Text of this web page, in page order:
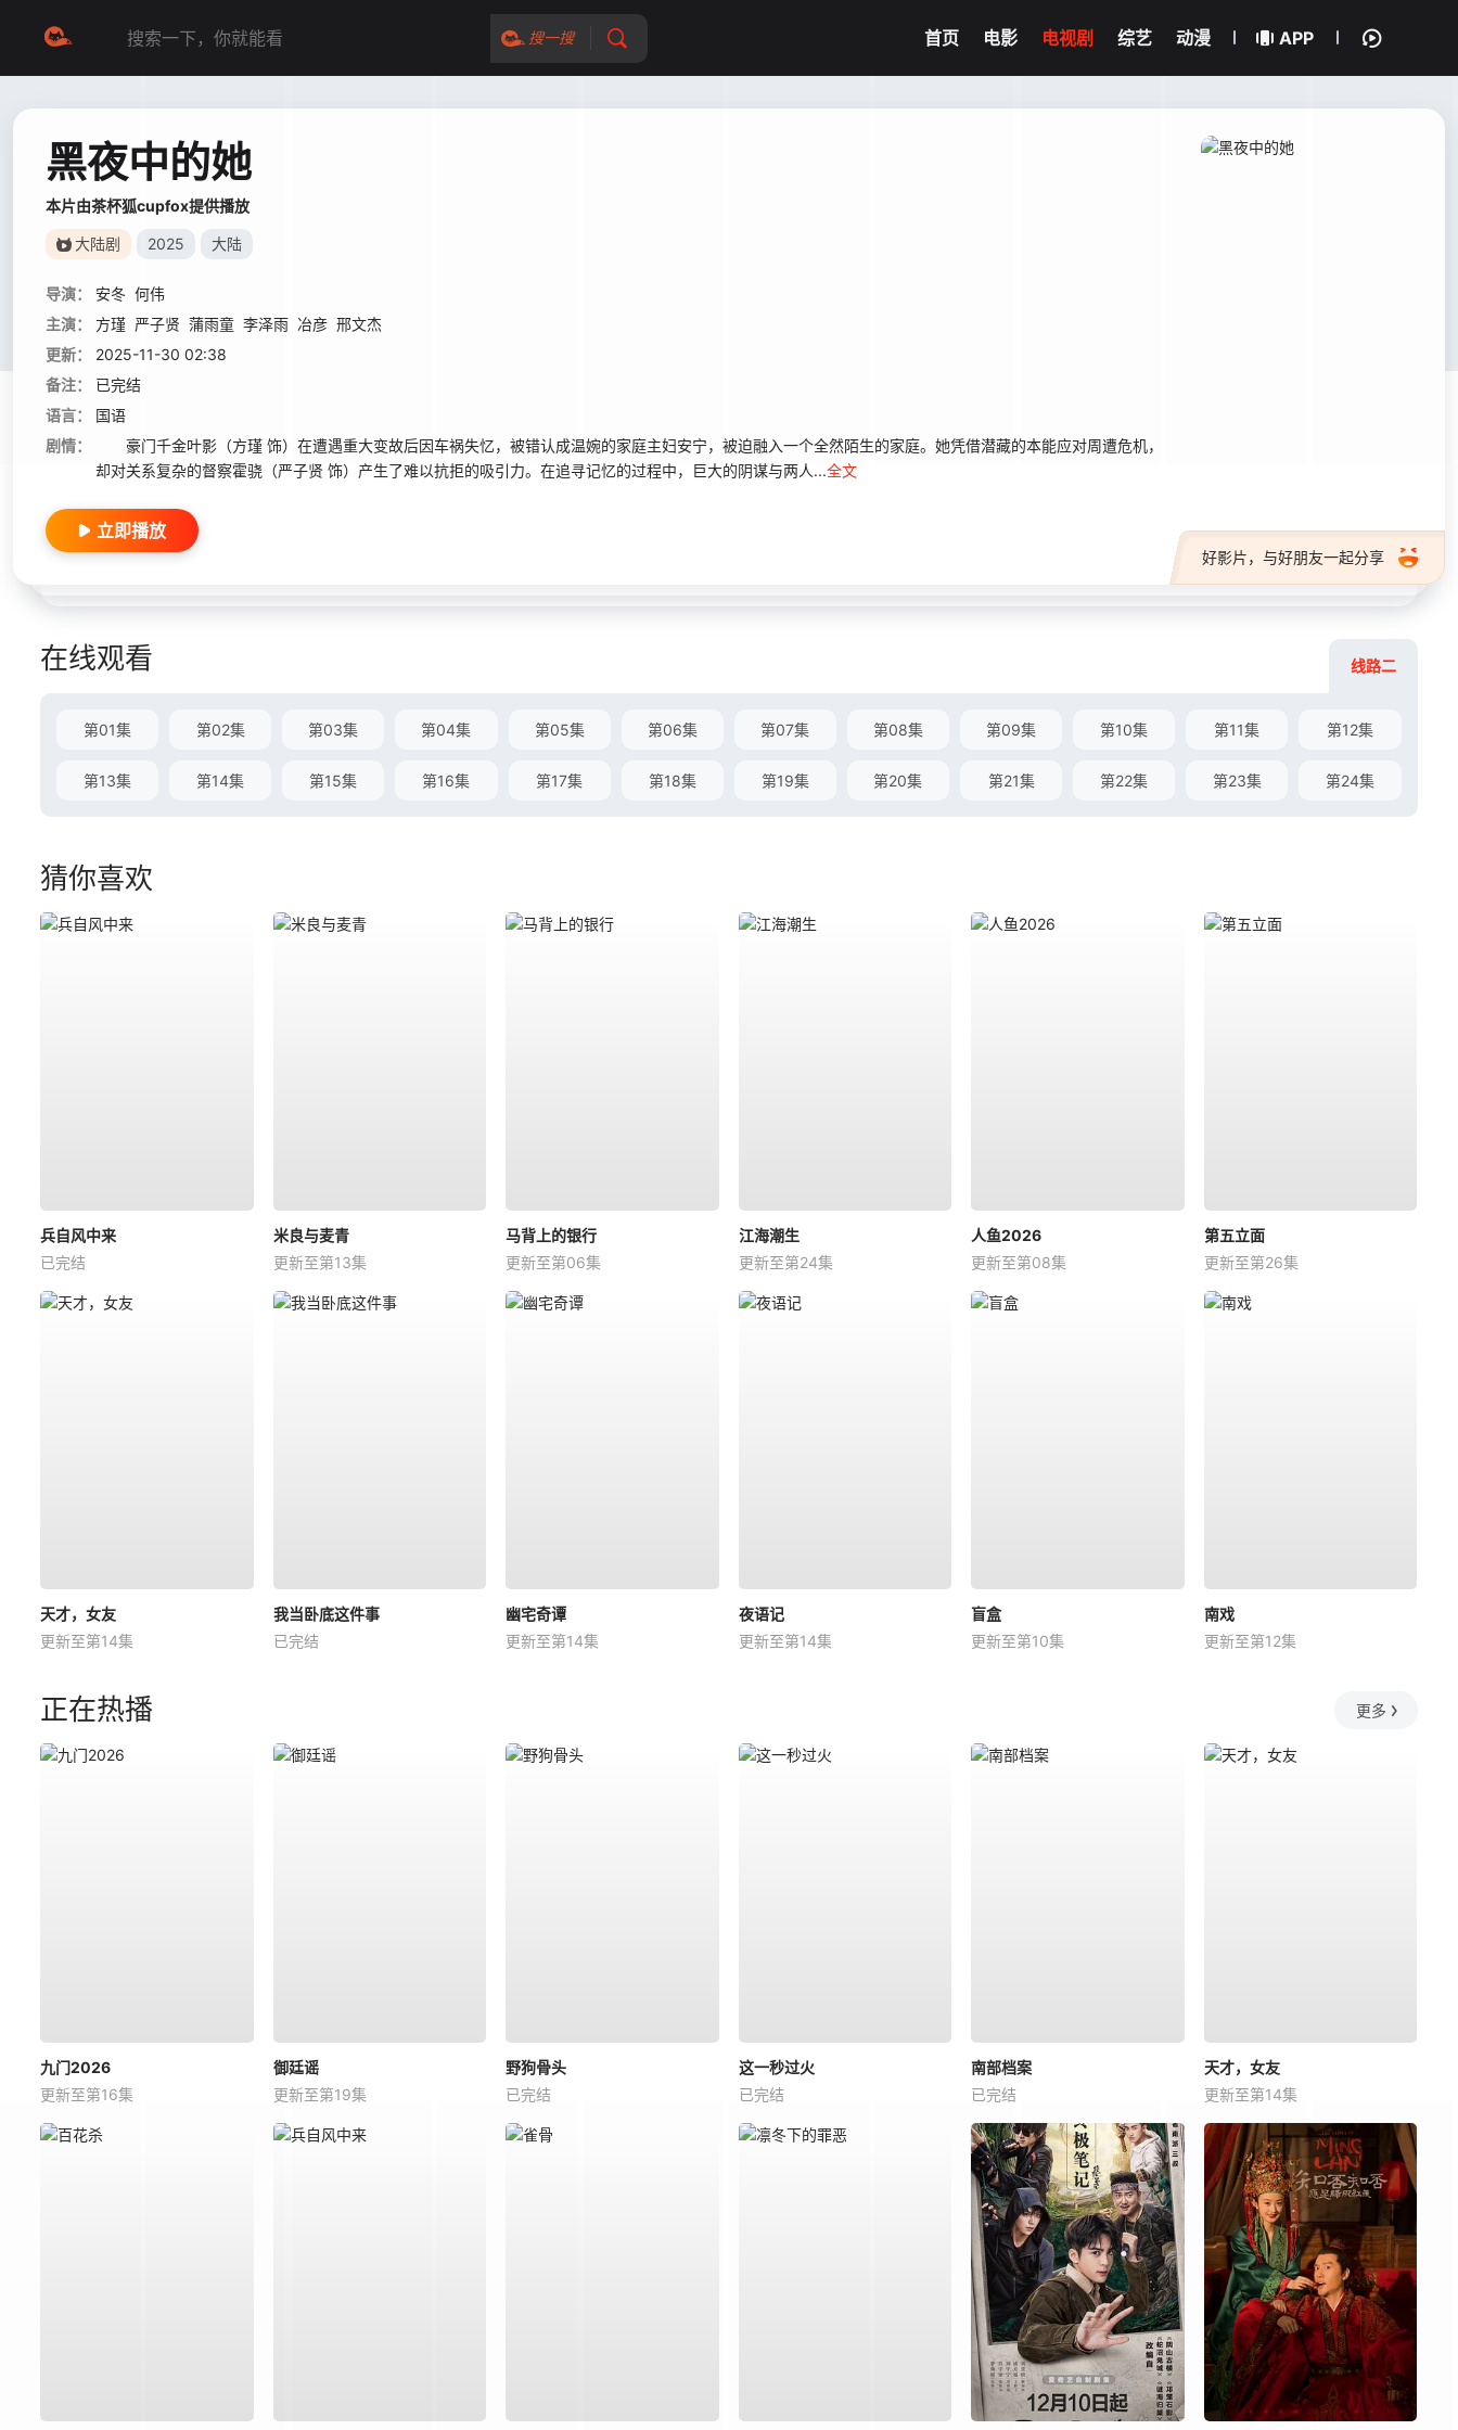
搜一搜 首页 电影 电视剧 综艺 动漫 APP
黑夜中的她
本片由茶杯狐cupfox提供播放
大陆剧 2025 大陆
导演： 安冬 何伟
主演：
方瑾 严子贤 蒲雨童 李泽雨 冶彦 邢文杰
更新：
2025-11-30 02:38
备注：
已完结
语言：
国语
剧情：
豪门千金叶影（方瑾 饰）在遭遇重大变故后因车祸失忆，被错认成温婉的家庭主妇安宁，被迫融入一个全然陌生的家庭。她凭借潜藏的本能应对周遭危机，
却对关系复杂的督察霍骁（严子贤 饰）产生了难以抗拒的吸引力。在追寻记忆的过程中，巨大的阴谋与两人...全文
好影片，与好朋友一起分享
立即播放
在线观看 线路二
第01集 第02集 第03集 第04集 第05集 第06集 第07集 第08集 第09集 第10集 第11集 第12集
第13集 第14集 第15集 第16集 第17集 第18集 第19集 第20集 第21集 第22集 第23集 第24集
猜你喜欢
兵自风中来
已完结
米良与麦青
更新至第13集
马背上的银行
更新至第06集
江海潮生
更新至第24集
人鱼2026
更新至第08集
第五立面
更新至第26集
天才，女友
更新至第14集
我当卧底这件事
已完结
幽宅奇谭
更新至第14集
夜语记
更新至第14集
盲盒
更新至第10集
南戏
更新至第12集
正在热播 更多
九门2026
更新至第16集
御廷谣
更新至第19集
野狗骨头
已完结
这一秒过火
已完结
南部档案
已完结
天才，女友
更新至第14集